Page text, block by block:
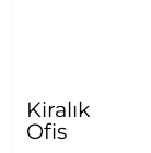
Kiralık
Ofis